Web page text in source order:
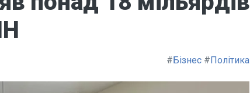
#Бізнес #Політика